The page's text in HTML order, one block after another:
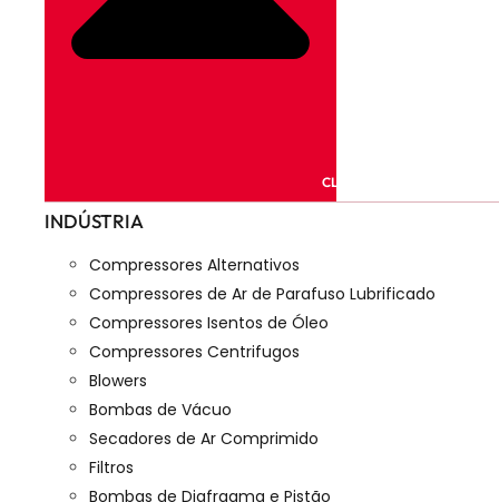
CLOSE PRODUTOS
INDÚSTRIA
Compressores Alternativos
Compressores de Ar de Parafuso Lubrificado
Compressores Isentos de Óleo
Compressores Centrifugos
Blowers
Bombas de Vácuo
Secadores de Ar Comprimido
Filtros
Bombas de Diafragma e Pistão